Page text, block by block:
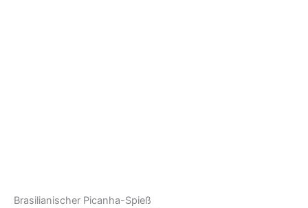
Brasilianischer Picanha-Spieß